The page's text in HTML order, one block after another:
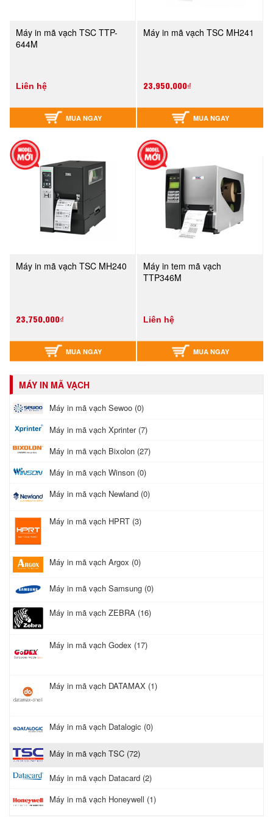
Máy in mã vạch TSC TTP-
644M
Liên hệ
MUA NGAY
Máy in mã vạch TSC MH241
23,950,000₫
MUA NGAY
Máy in mã vạch TSC MH240
23,750,000₫
MUA NGAY
Máy in tem mã vạch
TTP346M
Liên hệ
MUA NGAY
MÁY IN MÃ VẠCH
Máy in mã vạch Sewoo (0)
Máy in mã vạch Xprinter (7)
Máy in mã vạch Bixolon (27)
Máy in mã vạch Winson (0)
Máy in mã vạch Newland (0)
Máy in mã vạch HPRT (3)
Máy in mã vạch Argox (0)
Máy in mã vạch Samsung (0)
Máy in mã vạch ZEBRA (16)
Máy in mã vạch Godex (17)
Máy in mã vạch DATAMAX (1)
Máy in mã vạch Datalogic (0)
Máy in mã vạch TSC (72)
Máy in mã vạch Datacard (2)
Máy in mã vạch Honeywell (1)